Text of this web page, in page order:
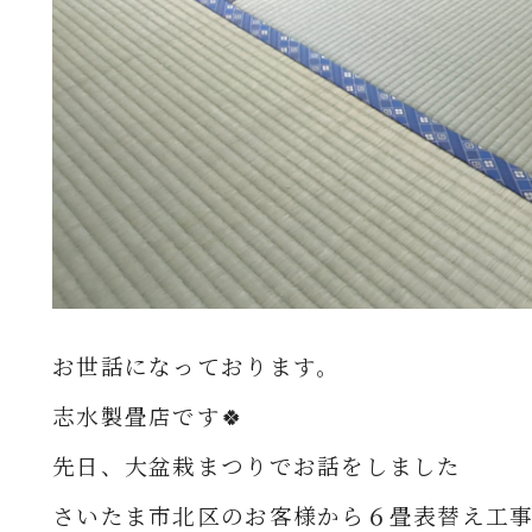
お世話になっております。
志水製畳店です🍀
先日、大盆栽まつりでお話をしました
さいたま市北区のお客様から６畳表替え工